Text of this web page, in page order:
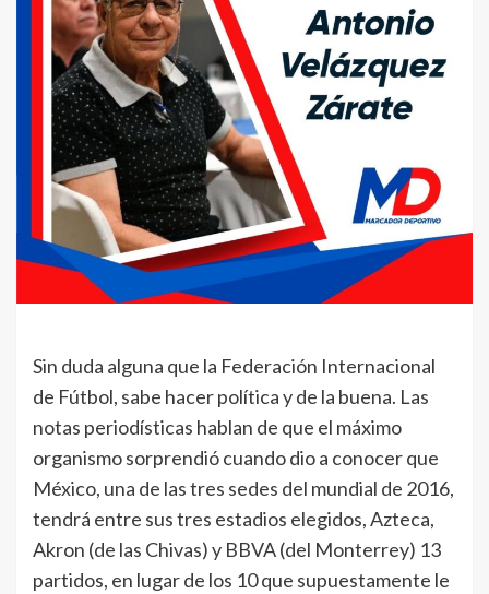
Sin duda alguna que la Federación Internacional
de Fútbol, sabe hacer política y de la buena. Las
notas periodísticas hablan de que el máximo
organismo sorprendió cuando dio a conocer que
México, una de las tres sedes del mundial de 2016,
tendrá entre sus tres estadios elegidos, Azteca,
Akron (de las Chivas) y BBVA (del Monterrey) 13
partidos, en lugar de los 10 que supuestamente le